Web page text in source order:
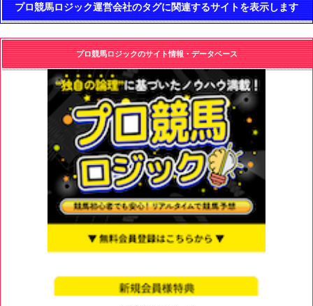
プロ競馬ロジック運営会社のタグに関連するサイトを表示します
プロ競馬ロジックのサイト情報・データベース